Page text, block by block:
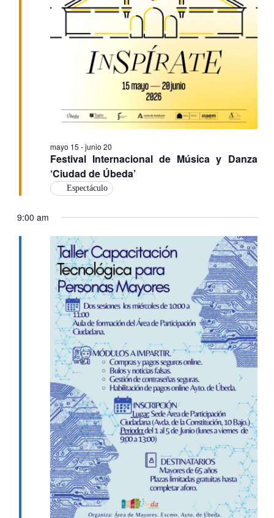
Festival Internacional de Música y Danza
‘Ciudad de Úbeda’
mayo 15 -junio 20
Espectáculo
9:00 am